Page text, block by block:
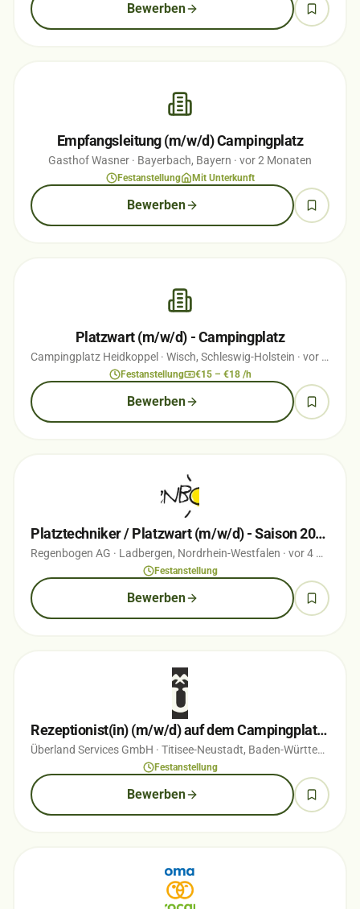
Bewerben
Empfangsleitung (m/w/d) Campingplatz
Gasthof Wasner · Bayerbach, Bayern · vor 2 Monaten
Festanstellung Mit Unterkunft
Bewerben
Platzwart (m/w/d) - Campingplatz
Campingplatz Heidkoppel · Wisch, Schleswig-Holstein · vor 1 Monaten
Festanstellung €15 – €18 /h
Bewerben
Platztechniker / Platzwart (m/w/d) - Saison 2026
Regenbogen AG · Ladbergen, Nordrhein-Westfalen · vor 4 Monaten
Festanstellung
Bewerben
Rezeptionist(in) (m/w/d) auf dem Campingplatz Titisee
Überland Services GmbH · Titisee-Neustadt, Baden-Württemberg
Festanstellung
Bewerben